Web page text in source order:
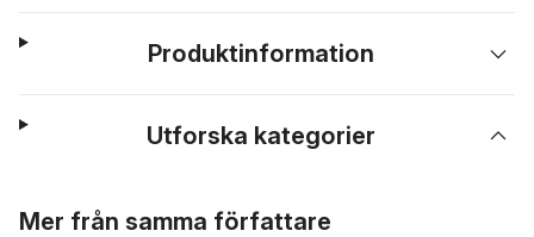
Produktinformation
Utforska kategorier
Mer från samma författare